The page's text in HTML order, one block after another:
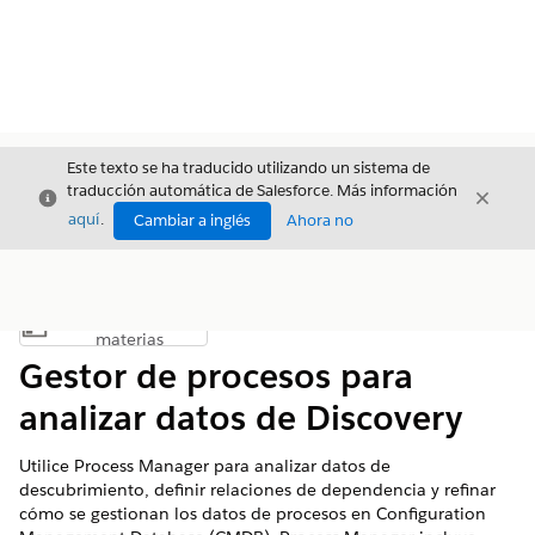
Cerrar
Este texto se ha traducido utilizando un sistema de
traducción automática de Salesforce. Más información
aquí. Cambiar a inglés Ahora no
Cerrar
Mostrar índice de materias
materias
Gestor de procesos para
analizar datos de Discovery
Utilice Process Manager para analizar datos de
descubrimiento, definir relaciones de dependencia y refinar
cómo se gestionan los datos de procesos en Configuration